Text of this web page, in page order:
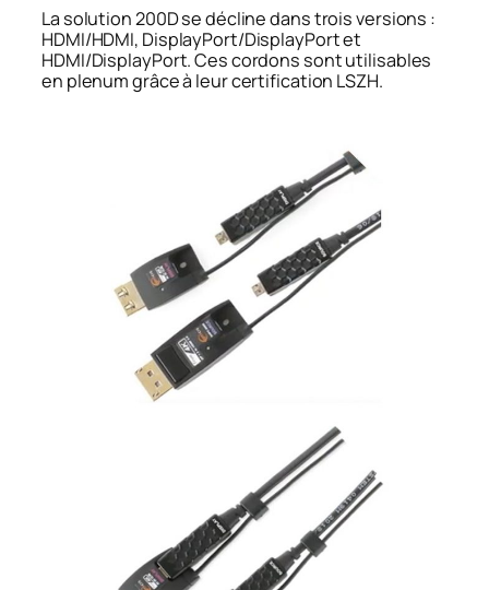
La solution 200D se décline dans trois versions :
HDMI/HDMI, DisplayPort/DisplayPort et
HDMI/DisplayPort. Ces cordons sont utilisables
en plenum grâce à leur certification LSZH.